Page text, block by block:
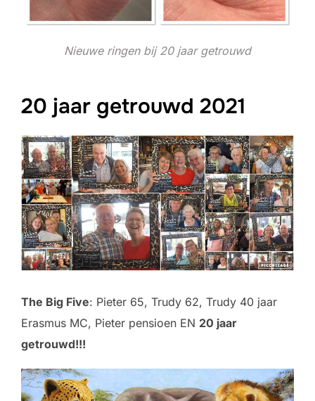
Nieuwe ringen bij 20 jaar getrouwd
20 jaar getrouwd 2021
The Big Five: Pieter 65, Trudy 62, Trudy 40 jaar
Erasmus MC, Pieter pensioen EN 20 jaar
getrouwd!!!